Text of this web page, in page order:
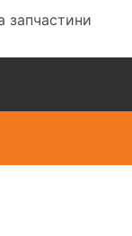
запчастини